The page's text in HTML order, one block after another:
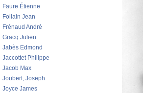
Faure Étienne
Follain Jean
Frénaud André
Gracq Julien
Jabès Edmond
Jaccottet Philippe
Jacob Max
Joubert, Joseph
Joyce James